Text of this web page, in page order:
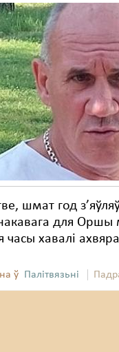
шмат год
для
часы хавалі
ў Палітвязьні